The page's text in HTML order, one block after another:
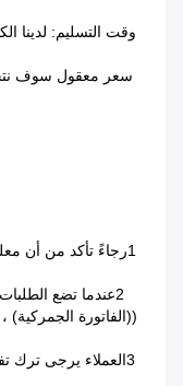
وقت التسليم: لدينا
سعر معقول سوف
1رجاءً تأكد من أن
2عندما تضع
((الفاتورة
3العملاء يرجى ترك